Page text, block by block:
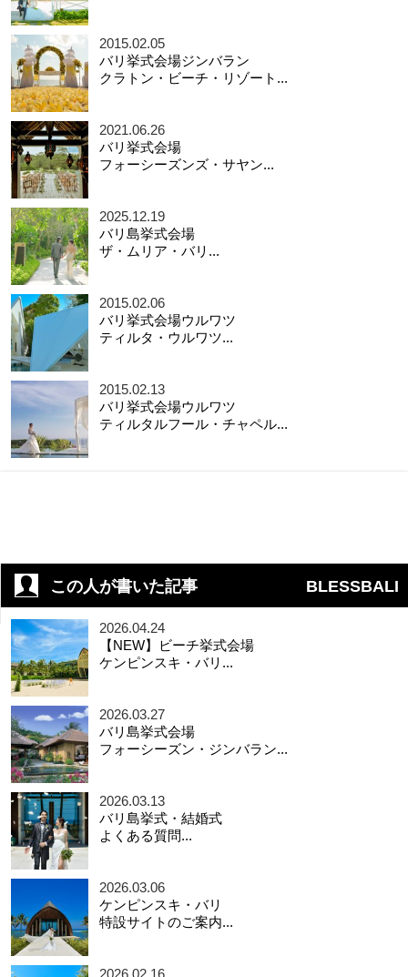
2015.02.05
バリ挙式会場ジンバラン
クラトン・ビーチ・リゾート...
2021.06.26
バリ挙式会場
フォーシーズンズ・サヤン...
2025.12.19
バリ島挙式会場
ザ・ムリア・バリ...
2015.02.06
バリ挙式会場ウルワツ
ティルタ・ウルワツ...
2015.02.13
バリ挙式会場ウルワツ
ティルタルフール・チャペル...
この人が書いた記事 BLESSBALI
2026.04.24
【NEW】ビーチ挙式会場
ケンピンスキ・バリ...
2026.03.27
バリ島挙式会場
フォーシーズン・ジンバラン...
2026.03.13
バリ島挙式・結婚式
よくある質問...
2026.03.06
ケンピンスキ・バリ
特設サイトのご案内...
2026.02.16